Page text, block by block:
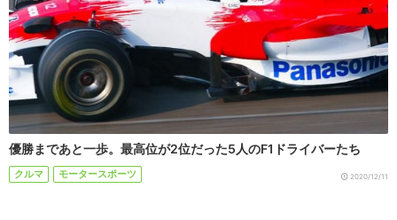
優勝まであと一歩。最高位が2位だった5人のF1ドライバーたち
クルマ モータースポーツ 2020/12/11